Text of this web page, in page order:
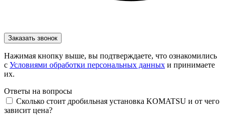
Нажимая кнопку выше, вы подтверждаете, что ознакомились
с Условиями обработки персональных данных и принимаете
их.
Ответы на вопросы
Сколько стоит дробильная установка KOMATSU и от чего
зависит цена?